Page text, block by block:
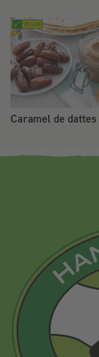
Caramel de dattes